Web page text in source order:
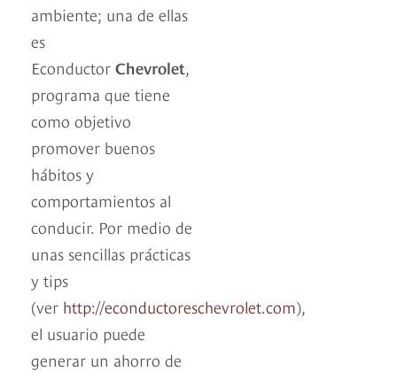
ambiente; una de ellas
es
Econductor Chevrolet,
programa que tiene
como objetivo
promover buenos
hábitos y
comportamientos al
conducir. Por medio de
unas sencillas prácticas
y tips
(ver http://econductoreschevrolet.com),
el usuario puede
generar un ahorro de